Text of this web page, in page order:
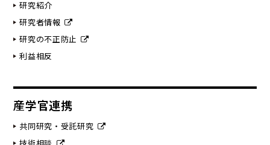
研究紹介
研究者情報
研究の不正防止
利益相反
産学官連携
共同研究・受託研究